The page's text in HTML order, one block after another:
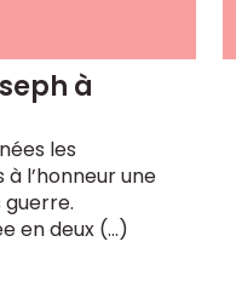
à
les
l’honneur une
en deux (…)